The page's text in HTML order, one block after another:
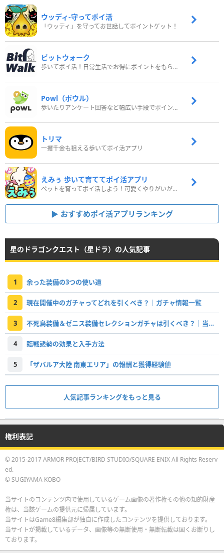
ウッディ‐守ってポイ活
「ウッディ」を守ってお世話してポイントゲット！
ビットウォーク
歩いてポイ活！日常生活でお得にポイントをもらおう
Powl（ポウル）
歩いたりアンケート回答など幅広い手段でポイントをゲット
トリマ
一攫千金も狙える歩いてポイ活アプリ
えみぅ 歩いて育ててポイ活アプリ
ペットを育ってポイ活しよう！可愛くやりがいがある新感覚アプリ
おすすめポイ活アプリランキング
星のドラゴンクエスト（星ドラ）の人気記事
1 余った装備の3つの使い道
2 現在開催中のガチャってどれを引くべき？｜ガチャ情報一覧
3 不死鳥装備＆ゼニス装備セレクションガチャは引くべき？｜当たり装備と評価
4 臨戦態勢の効果と入手方法
5 「ザバルア大陸 南東エリア」の報酬と獲得経験値
人気記事ランキングをもっと見る
権利表記
© 2015-2017 ARMOR PROJECT/BIRD STUDIO/SQUARE ENIX All Rights Reserv
ed.
© SUGIYAMA KOBO
当サイトのコンテンツ内で使用しているゲーム画像の著作権その他の知的財産
権は、当該ゲームの提供元に帰属しています。
当サイトはGame8編集部が独自に作成したコンテンツを提供しております。
当サイトが掲載しているデータ、画像等の無断使用・無断転載は固くお断りし
ております。